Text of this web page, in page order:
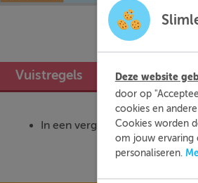
Vuistregels
In een vergelijking wordt
Deze website
door op
cookies en
Cookies worden
om jouw ervaring
personaliseren.